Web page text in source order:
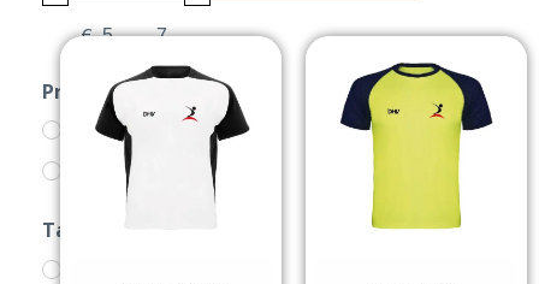
€ -
Produtos
CAMISOLAS
PRODUTOS
Tamanho